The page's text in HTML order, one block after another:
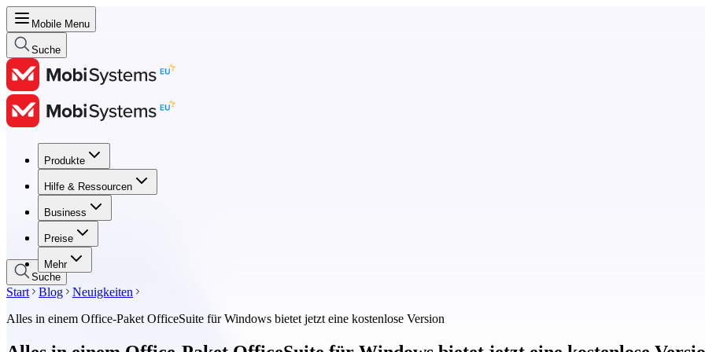
Mobile Menu
Suche
Produkte
Hilfe & Ressourcen
Business
Preise
Mehr
Produkte
Hilfe & Ressourcen
Business
Preise
Suche
Start Blog
Neuigkeiten
Alles in einem Office-Paket OfficeSuite für Windows bietet jetzt eine kostenlose Version